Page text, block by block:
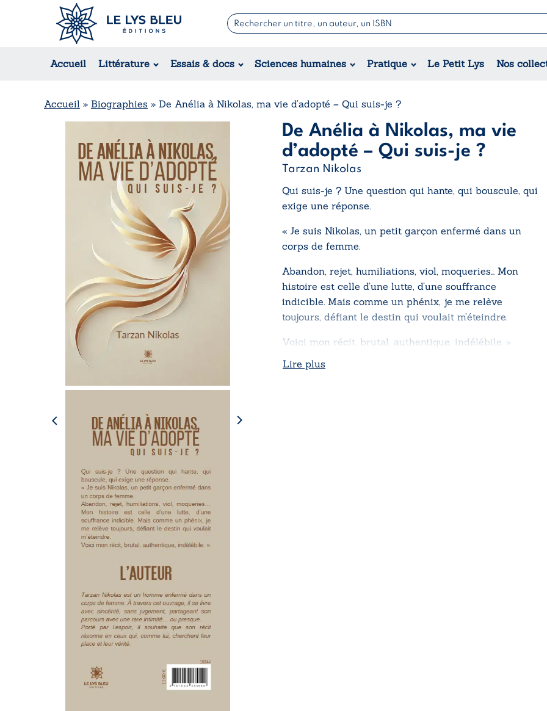
Accueil Littérature Essais & docs Sciences humaines Pratique Le Petit Lys Nos
Romans
Suspense / Thriller / Policier
Romance
Régional
Jeunesse
Théâtre
Accueil » Biographies » De Anélia à Nikolas, ma vie d’adopté – Qui suis-je ?
De Anélia à Nikolas, ma vie
d’adopté – Qui suis-je ?
Tarzan Nikolas
Qui suis-je ? Une question qui hante, qui bouscule, qui
exige une réponse.
« Je suis Nikolas, un petit garçon enfermé dans un
corps de femme.
Abandon, rejet, humiliations, viol, moqueries… Mon
histoire est celle d’une lutte, d’une souffrance
indicible. Mais comme un phénix, je me relève
toujours, défiant le destin qui voulait m’éteindre.
Voici mon récit, brutal, authentique, indélébile. »
Lire plus